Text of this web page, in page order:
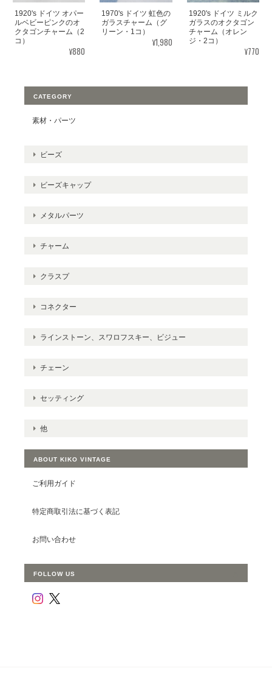
1920's ドイツ オパー
ルベビーピンクのオ
クタゴンチャーム（2
コ）
¥880
1970's ドイツ 虹色の
ガラスチャーム（グ
リーン・1コ）
¥1,980
1920's ドイツ ミルク
ガラスのオクタゴン
チャーム（オレン
ジ・2コ）
¥770
CATEGORY
素材・パーツ
ビーズ
ビーズキャップ
メタルパーツ
チャーム
クラスプ
コネクター
ラインストーン、スワロフスキー、ビジュー
チェーン
セッティング
他
ABOUT KIKO VINTAGE
ご利用ガイド
特定商取引法に基づく表記
お問い合わせ
FOLLOW US